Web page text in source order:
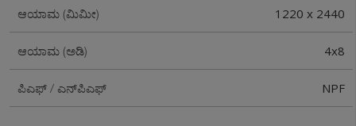
ಆಯಾಮ (ಮಿಮೀ) 1220 x 2440
ಆಯಾಮ (ಅಡಿ) 4x8
ಪಿಎಫ್ / ಎನ್‌ಪಿಎಫ್ NPF